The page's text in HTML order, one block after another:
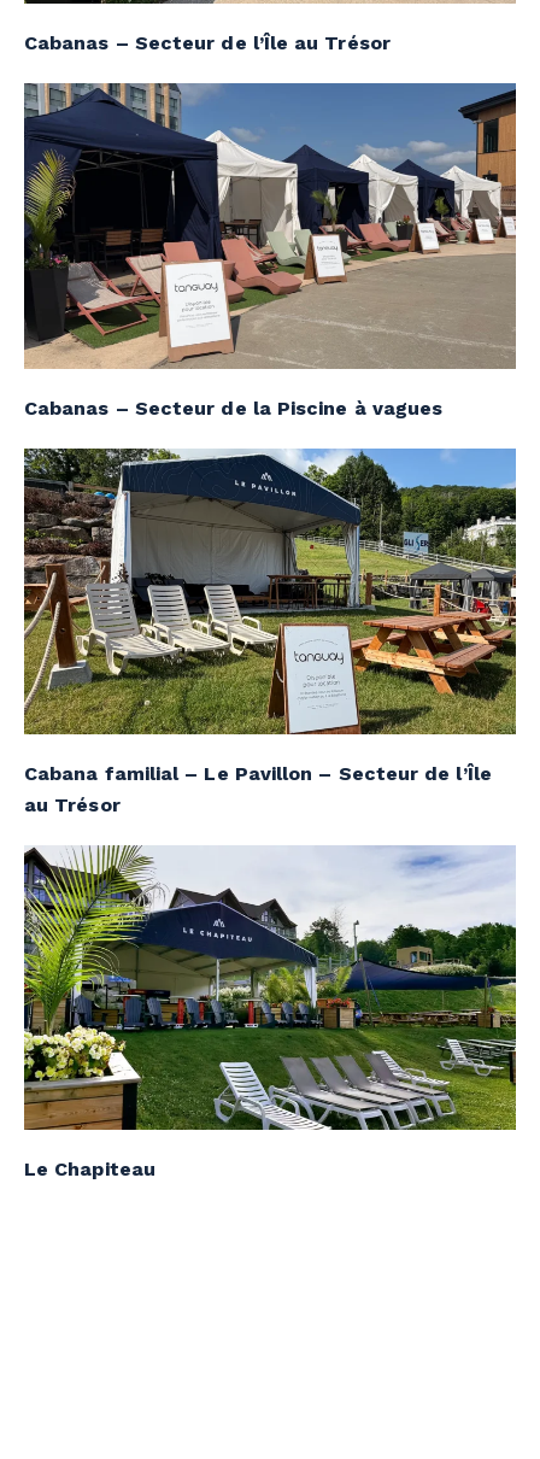
Cabanas – Secteur de l’Île au Trésor
Cabanas – Secteur de la Piscine à vagues
Cabana familial – Le Pavillon – Secteur de l’Île
au Trésor
Le Chapiteau